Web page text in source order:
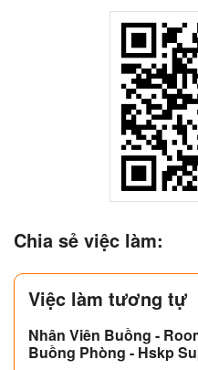
Chia sẻ việc làm:
Việc làm tương tự
Nhân Viên Buồng -
Buồng Phòng - Hskp